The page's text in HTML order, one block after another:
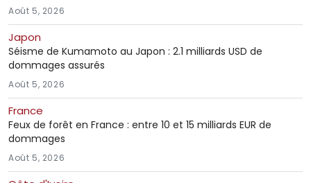
Août 5, 2026
Japon
Séisme de Kumamoto au Japon : 2.1 milliards USD de
dommages assurés
Août 5, 2026
France
Feux de forêt en France : entre 10 et 15 milliards EUR de
dommages
Août 5, 2026